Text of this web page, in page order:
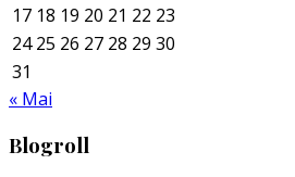
17 18 19 20 21 22 23
24 25 26 27 28 29 30
31
« Mai
Blogroll